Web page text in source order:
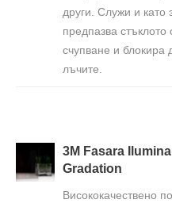
други. Служи и
предпазва
счупване и блокира
лъчите.
3M Fasara
Gradation
Висококачествено